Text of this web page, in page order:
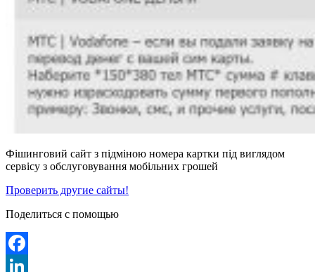
Фішинговий сайт з підміною номера картки під виглядом
сервісу з обслуговування мобільних грошей
Проверить другие сайты!
Поделиться с помощью
Facebook